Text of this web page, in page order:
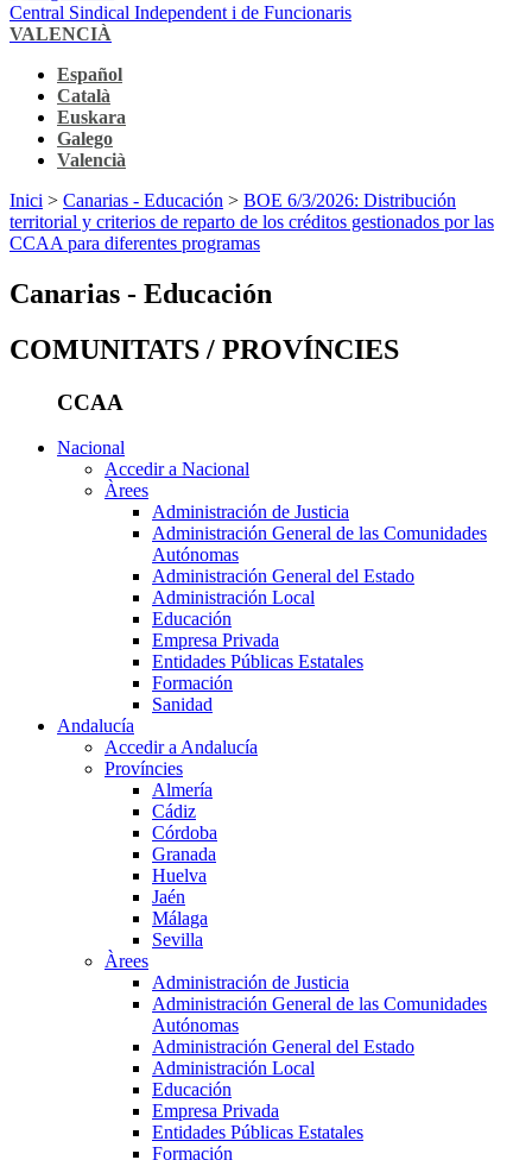
Central Sindical Independent i de Funcionaris
VALENCIÀ
Español
Català
Euskara
Galego
Valencià
Inici > Canarias - Educación > BOE 6/3/2026: Distribución
territorial y criterios de reparto de los créditos gestionados por las
CCAA para diferentes programas
Canarias - Educación
COMUNITATS / PROVÍNCIES
CCAA
Nacional
Accedir a Nacional
Àrees
Administración de Justicia
Administración General de las Comunidades
Autónomas
Administración General del Estado
Administración Local
Educación
Empresa Privada
Entidades Públicas Estatales
Formación
Sanidad
Andalucía
Accedir a Andalucía
Províncies
Almería
Cádiz
Córdoba
Granada
Huelva
Jaén
Málaga
Sevilla
Àrees
Administración de Justicia
Administración General de las Comunidades
Autónomas
Administración General del Estado
Administración Local
Educación
Empresa Privada
Entidades Públicas Estatales
Formación